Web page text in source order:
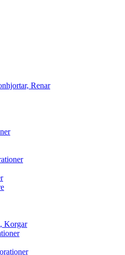
Renar
Korgar